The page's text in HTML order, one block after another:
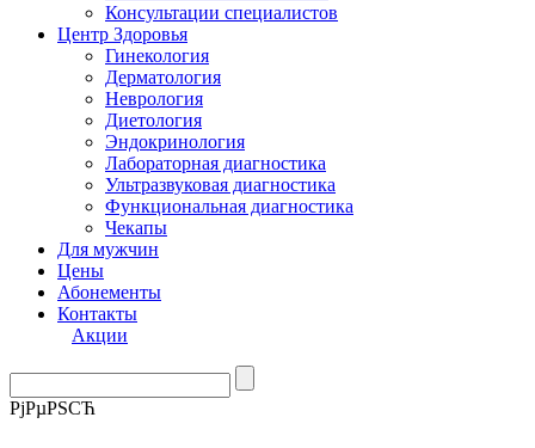
Консультации специалистов
Центр Здоровья
Гинекология
Дерматология
Неврология
Диетология
Эндокринология
Лабораторная диагностика
Ультразвуковая диагностика
Функциональная диагностика
Чекапы
Для мужчин
Цены
Абонементы
Контакты
Акции
РјРµРЅСЋ